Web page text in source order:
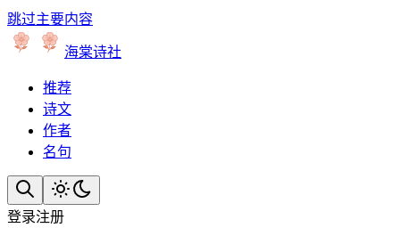
跳过主要内容
海棠诗社
推荐
诗文
作者
名句
登录注册